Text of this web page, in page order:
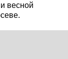
весной